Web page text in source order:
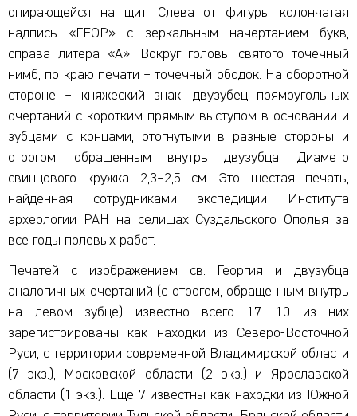
опирающейся на щит. Слева от фигуры колончатая
надпись «ГЕОР» с зеркальным начертанием букв,
справа литера «А». Вокруг головы святого точечный
нимб, по краю печати – точечный ободок. На оборотной
стороне – княжеский знак: двузубец прямоугольных
очертаний с коротким прямым выступом в основании и
зубцами с концами, отогнутыми в разные стороны и
отрогом, обращенным внутрь двузубца. Диаметр
свинцового кружка 2,3–2,5 см. Это шестая печать,
найденная сотрудниками экспедиции Института
археологии РАН на селищах Суздальского Ополья за
все годы полевых работ.
Печатей с изображением св. Георгия и двузубца
аналогичных очертаний (с отрогом, обращенным внутрь
на левом зубце) известно всего 17. 10 из них
зарегистрированы как находки из Северо-Восточной
Руси, с территории современной Владимирской области
(7 экз.), Московской области (2 экз.) и Ярославской
области (1 экз.). Еще 7 известны как находки из Южной